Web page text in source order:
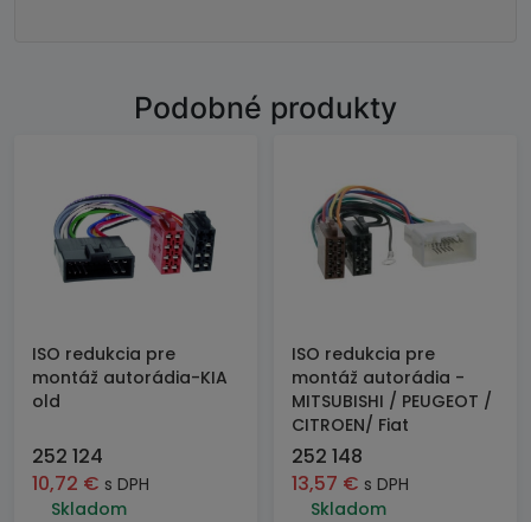
Podobné produkty
ISO redukcia pre
montáž autorádia-KIA
old
252 124
10,72 € s DPH
Skladom
ISO redukcia pre
montáž autorádia -
MITSUBISHI / PEUGEOT /
CITROEN/ Fiat
252 148
13,57 € s DPH
Skladom